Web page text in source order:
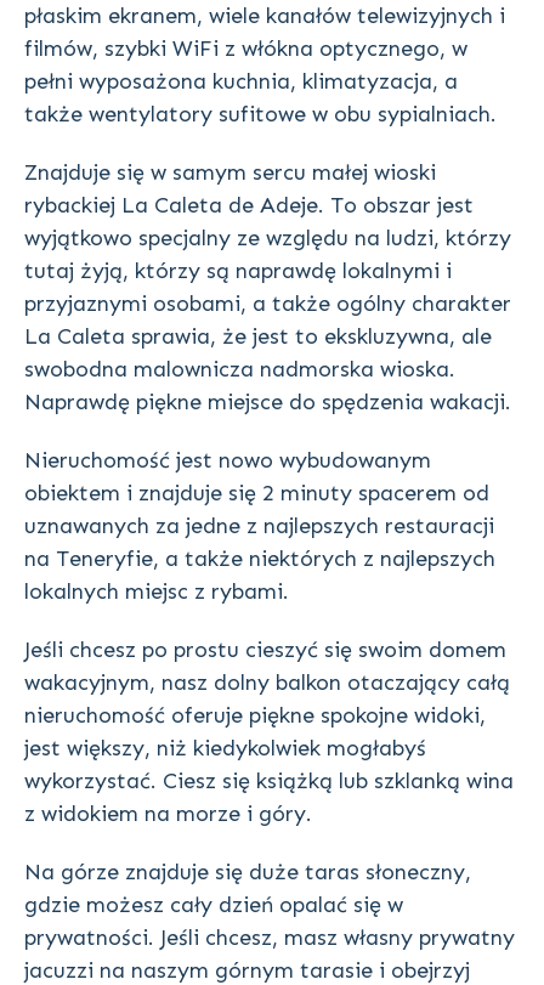
płaskim ekranem, wiele kanałów telewizyjnych i
filmów, szybki WiFi z włókna optycznego, w
pełni wyposażona kuchnia, klimatyzacja, a
także wentylatory sufitowe w obu sypialniach.
Znajduje się w samym sercu małej wioski
rybackiej La Caleta de Adeje. To obszar jest
wyjątkowo specjalny ze względu na ludzi, którzy
tutaj żyją, którzy są naprawdę lokalnymi i
przyjaznymi osobami, a także ogólny charakter
La Caleta sprawia, że jest to ekskluzywna, ale
swobodna malownicza nadmorska wioska.
Naprawdę piękne miejsce do spędzenia wakacji.
Nieruchomość jest nowo wybudowanym
obiektem i znajduje się 2 minuty spacerem od
uznawanych za jedne z najlepszych restauracji
na Teneryfie, a także niektórych z najlepszych
lokalnych miejsc z rybami.
Jeśli chcesz po prostu cieszyć się swoim domem
wakacyjnym, nasz dolny balkon otaczający całą
nieruchomość oferuje piękne spokojne widoki,
jest większy, niż kiedykolwiek mogłabyś
wykorzystać. Ciesz się książką lub szklanką wina
z widokiem na morze i góry.
Na górze znajduje się duże taras słoneczny,
gdzie możesz cały dzień opalać się w
prywatności. Jeśli chcesz, masz własny prywatny
jacuzzi na naszym górnym tarasie i obejrzyj